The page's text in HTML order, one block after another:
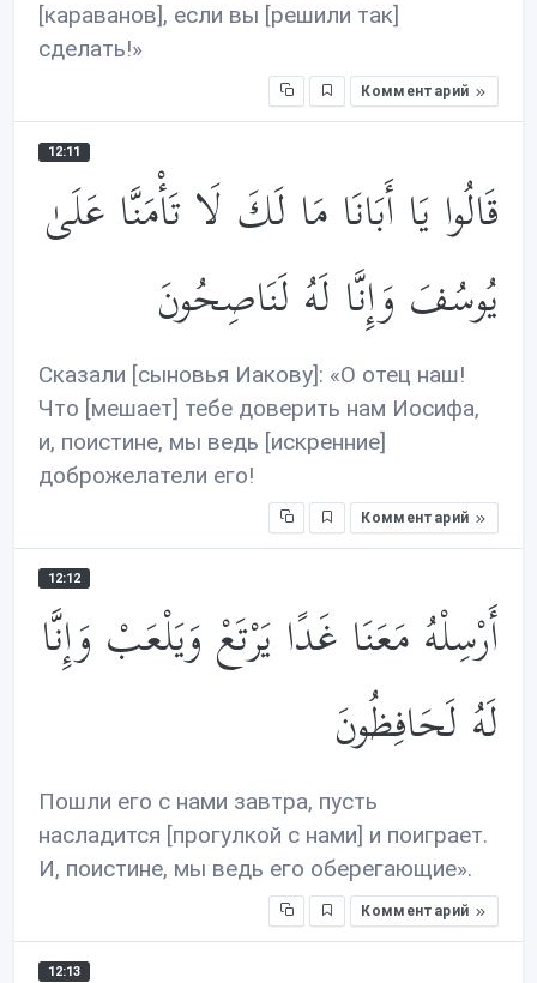
[караванов], если вы [решили так]
сделать!»
Комментарий
12:11
قَالُوا يَا أَبَانَا مَا لَكَ لَا تَأْمَنَّا عَلَىٰ
يُوسُفَ وَإِنَّا لَهُ لَنَاصِحُونَ
Сказали [сыновья Иакову]: «О отец наш!
Что [мешает] тебе доверить нам Иосифа,
и, поистине, мы ведь [искренние]
доброжелатели его!
Комментарий
12:12
أَرْسِلْهُ مَعَنَا غَدًا يَرْتَعْ وَيَلْعَبْ وَإِنَّا
لَهُ لَحَافِظُونَ
Пошли его с нами завтра, пусть
насладится [прогулкой с нами] и поиграет.
И, поистине, мы ведь его оберегающие».
Комментарий
12:13